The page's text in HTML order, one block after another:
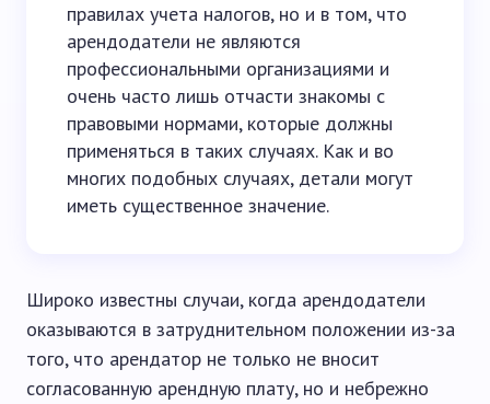
правилах учета налогов, но и в том, что
арендодатели не являются
профессиональными организациями и
очень часто лишь отчасти знакомы с
правовыми нормами, которые должны
применяться в таких случаях. Как и во
многих подобных случаях, детали могут
иметь существенное значение.
Широко известны случаи, когда арендодатели
оказываются в затруднительном положении из-за
того, что арендатор не только не вносит
согласованную арендную плату, но и небрежно